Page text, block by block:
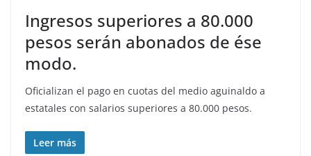
Ingresos superiores a 80.000
pesos serán abonados de ése
modo.
Oficializan el pago en cuotas del medio aguinaldo a
estatales con salarios superiores a 80.000 pesos.
Leer más